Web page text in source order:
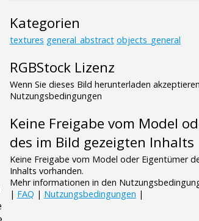
Kategorien
textures general_abstract objects_general
RGBStock Lizenz
Wenn Sie dieses Bild herunterladen
Nutzungsbedingungen
Keine Freigabe vom Model
des im Bild gezeigten Inhalts
Keine Freigabe vom Model oder Eigentümer
Inhalts vorhanden.
Mehr informationen in den
| FAQ | Nutzungsbedingungen |